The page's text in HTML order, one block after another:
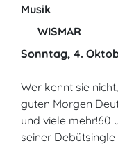
Musik
WISMAR
Sonntag, 4.
Wer kennt sie
guten Morgen
und viele mehr!60
seiner